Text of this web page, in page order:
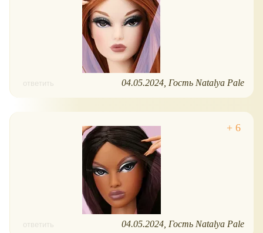
ответить 04.05.2024 Гость Natalya Pale
ответить 04.05.2024 Гость Natalya Pale